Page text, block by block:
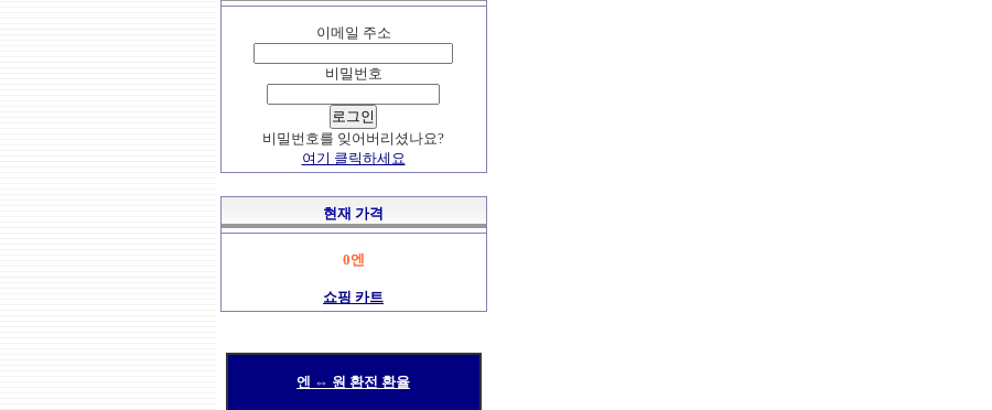
이메일 주소
비밀번호
비밀번호를 잊어버리셨나요?
여기 클릭하세요
현재 가격
0엔
쇼핑 카트
엔 ⇔ 원 환전 환율